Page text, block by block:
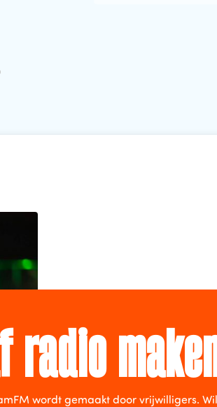
radio
wordt gemaakt door vrijwilligers.